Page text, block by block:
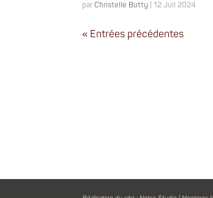
parChristelle Butty |12 Juil 2024
« Entrées précédentes